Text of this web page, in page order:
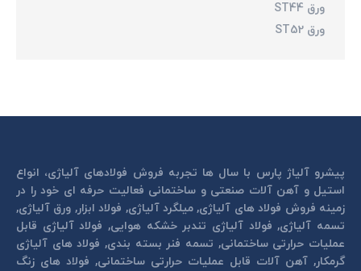
ورق ST44
ورق ST52
پیشرو آلیاژ پارس با سال ها تجربه فروش فولادهای آلیاژی، انواع
استیل و آهن آلات صنعتی و ساختمانی فعالیت حرفه ای خود را در
زمینه فروش فولاد های آلیاژی, میلگرد آلیاژی, فولاد ابزار, ورق آلیاژی,
تسمه آلیاژی, فولاد آلیاژی تندبر خشكه هوايی, فولاد آلیاژی قابل
عمليات حرارتی ساختمانی, تسمه فنر بسته بندی, فولاد های آلیاژی
گرمكار, آهن آلات قابل عمليات حرارتی ساختمانی, فولاد های زنگ